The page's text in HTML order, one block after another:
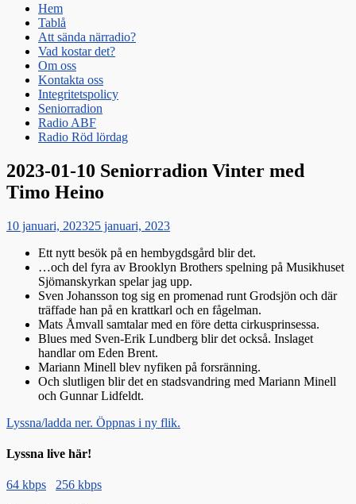
Primär
meny
Hoppa
innehåll
Hem
Tablå
Att sända närradio?
Vad kostar det?
Om oss
Kontakta oss
Integritetspolicy
Seniorradion
Radio ABF
Radio Röd lördag
2023-01-10 Seniorradion Vinter med
Timo Heino
Publicerat
10 januari, 202325 januari, 2023
Ett nytt besök på en hembygdsgård blir det.
…och del fyra av Brooklyn Brothers spelning på Musikhuset
Sjömanskyrkan spelar jag upp.
Sven Johansson tog sig en promenad runt Grodsjön och där
träffade han på en krattkarl och en fågelman.
Mats Åmvall samtalar med en före detta cirkusprinsessa.
Blues med Sven-Erik Lundberg blir det också. Inslaget
handlar om Eden Brent.
Mariann Minell blev nyfiken på forsränning.
Och slutligen blir det en stadsvandring med Mariann Minell
och Gunnar Lidfeldt.
Lyssna/ladda ner. Öppnas i ny flik.
Lyssna live här!
64 kbps
256 kbps